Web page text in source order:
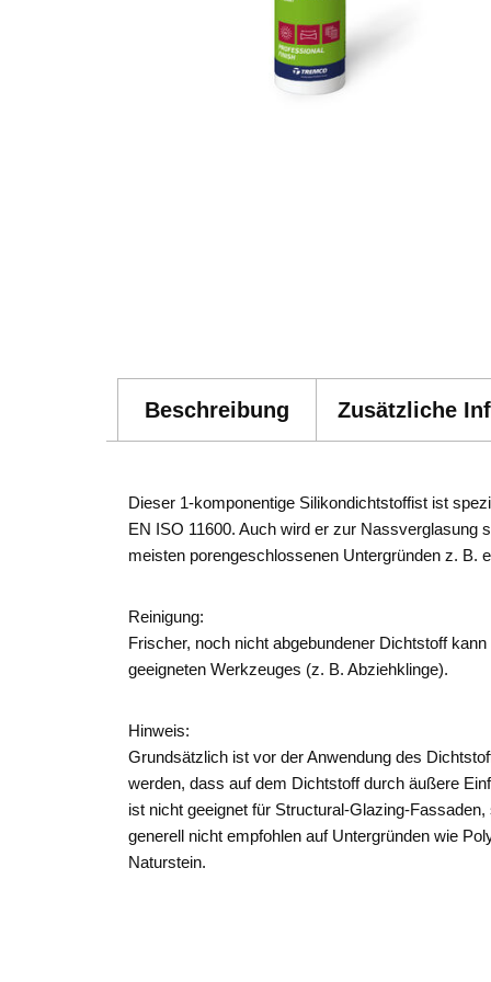
Beschreibung Zusätzliche
Dieser 1-komponentige Silikondichtstoff​ist ist
EN ISO 11600. Auch wird er zur Nassverglasung
meisten porengeschlossenen Untergründen z. B.
Reinigung:
Frischer, noch nicht abgebundener Dichtstoff
geeigneten Werkzeuges (z. B. Abziehklinge).
Hinweis:
Grundsätzlich ist vor der Anwendung des
werden, dass auf dem Dichtstoff durch äußere
ist nicht geeignet für Structural-Glazing-
generell nicht empfohlen auf Untergründen wie
Naturstein.